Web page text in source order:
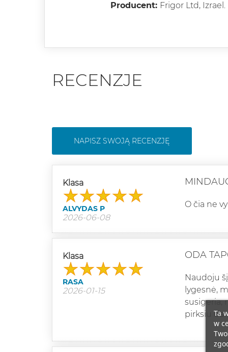
Producent: Frigor Ltd, Izrael.
RECENZJE
NAPISZ SWOJĄ RECENZJĘ
Klasa
ALVYDAS P
2026-06-08
O čia ne
Klasa
RASA
2026-01-15
ODA
Naudoju
lygesnė,
susigeria,
pirksiu Ta
w